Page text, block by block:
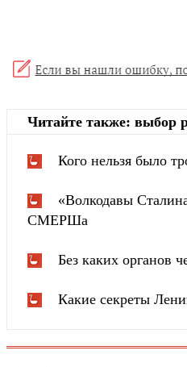
Читайте также: выбор
Кого нельзя было
«Волкодавы
СМЕРШа
Без каких органов
Какие секреты